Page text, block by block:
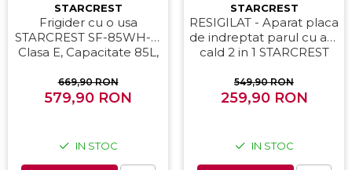
STARCREST
Frigider cu o usa
STARCREST SF-85WH-E,
Clasa E, Capacitate 85L,
Compartiment gheata, H
82 cm, Alb
669,90 RON
579,90 RON
IN STOC
STARCREST
RESIGILAT - Aparat placa
de indreptat parul cu aer
cald 2 in 1 STARCREST
Uscare si indreptare,
Afisaj LCD, Tehnologie cu
Roz
549,90 RON
259,90 RON
IN STOC